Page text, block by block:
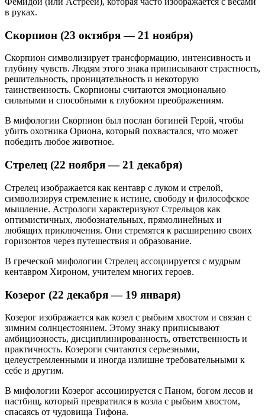
в руках.
Скорпион (23 октября — 21 ноября)
Скорпион символизирует трансформацию, интенсивность и
глубину чувств. Людям этого знака приписывают страстность,
решительность, проницательность и некоторую
таинственность. Скорпионы считаются эмоционально
сильными и способными к глубоким преображениям.
В мифологии Скорпион был послан богиней Герой, чтобы
убить охотника Ориона, который похвастался, что может
победить любое животное.
Стрелец (22 ноября — 21 декабря)
Стрелец изображается как кентавр с луком и стрелой,
символизируя стремление к истине, свободу и философское
мышление. Астрологи характеризуют Стрельцов как
оптимистичных, любознательных, прямолинейных и
любящих приключения. Они стремятся к расширению своих
горизонтов через путешествия и образование.
В греческой мифологии Стрелец ассоциируется с мудрым
кентавром Хироном, учителем многих героев.
Козерог (22 декабря — 19 января)
Козерог изображается как козел с рыбьим хвостом и связан с
зимним солнцестоянием. Этому знаку приписывают
амбициозность, дисциплинированность, ответственность и
практичность. Козероги считаются серьезными,
целеустремленными и иногда излишне требовательными к
себе и другим.
В мифологии Козерог ассоциируется с Паном, богом лесов и
пастбищ, который превратился в козла с рыбьим хвостом,
спасаясь от чудовища Тифона.